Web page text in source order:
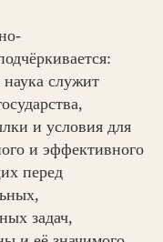
служит
и условия для
и эффективного
перед
задач,